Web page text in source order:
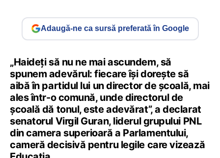
Adaugă-ne ca sursă preferată în Google
„Haideți să nu ne mai ascundem, să
spunem adevărul: fiecare își dorește să
aibă în partidul lui un director de școală, mai
ales într-o comună, unde directorul de
școală dă tonul, este adevărat”, a declarat
senatorul Virgil Guran, liderul grupului PNL
din camera superioară a Parlamentului,
cameră decisivă pentru legile care vizează